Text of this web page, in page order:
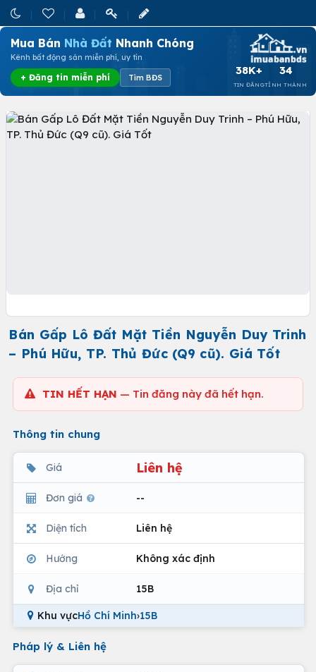
Mua Bán Nhà Đất Nhanh Chóng
Kênh bất động sản miễn phí, uy tín
+ Đăng tin miễn phí Tìm BĐS
38K+
TIN ĐĂNG
34
TỈNH THÀNH
Bán Gấp Lô Đất Mặt Tiền Nguyễn Duy Trinh
– Phú Hữu, TP. Thủ Đức (Q9 cũ). Giá Tốt
TIN HẾT HẠN — Tin đăng này đã hết hạn.
Thông tin chung
Giá Liên hệ
Đơn giá --
Diện tích Liên hệ
Hướng Không xác định
Địa chỉ 15B
Khu vựcHồ Chí Minh›15B
Pháp lý & Liên hệ